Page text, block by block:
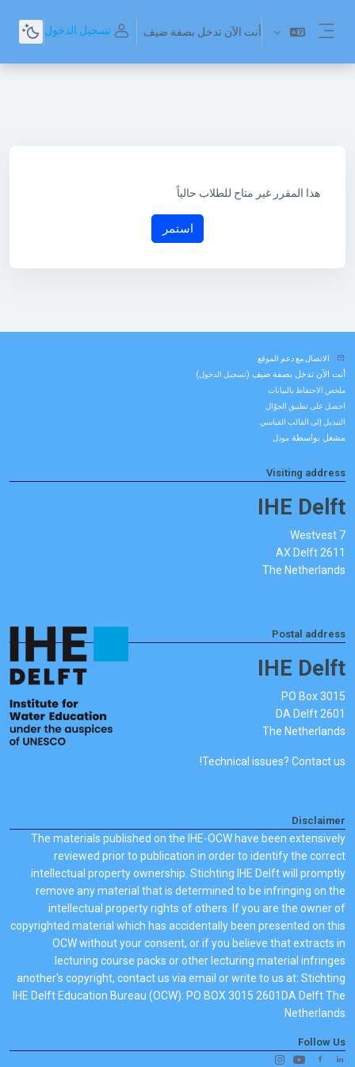
أنت الآن تدخل بصفة ضيف تسجيل الدخول
هذا المقرر غير متاح للطلاب حالياً
استمر
الاتصال مع دعم الموقع
أنت الآن تدخل بصفة ضيف (تسجيل الدخول)
ملخص الاحتفاظ بالبيانات
احصل على تطبيق الجوّال
التبديل إلى القالب القياسي
مشغل بواسطة مودل
Visiting address
IHE Delft
Westvest 7
2611 AX Delft
The Netherlands
Postal address
IHE Delft
PO Box 3015
2601 DA Delft
The Netherlands
Technical issues? Contact us!
Disclaimer
The materials published on the IHE-OCW have been extensively
reviewed prior to publication in order to identify the correct
intellectual property ownership. Stichting IHE Delft will promptly
remove any material that is determined to be infringing on the
intellectual property rights of others. If you are the owner of
copyrighted material which has accidentally been presented on this
OCW without your consent, or if you believe that extracts in
lecturing course packs or other lecturing material infringes
another's copyright, contact us via email or write to us at: Stichting
IHE Delft Education Bureau (OCW): PO BOX 3015 2601DA Delft The
Netherlands
Follow Us